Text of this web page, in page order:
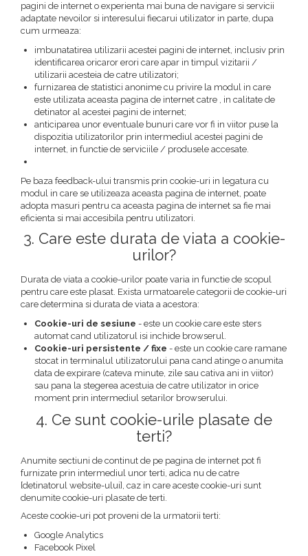
pagini de internet o experienta mai buna de navigare si servicii
adaptate nevoilor si interesului fiecarui utilizator in parte, dupa
cum urmeaza:
imbunatatirea utilizarii acestei pagini de internet, inclusiv prin
identificarea oricaror erori care apar in timpul vizitarii /
utilizarii acesteia de catre utilizatori;
furnizarea de statistici anonime cu privire la modul in care
este utilizata aceasta pagina de internet catre , in calitate de
detinator al acestei pagini de internet;
anticiparea unor eventuale bunuri care vor fi in viitor puse la
dispozitia utilizatorilor prin intermediul acestei pagini de
internet, in functie de serviciile / produsele accesate.
Pe baza feedback-ului transmis prin cookie-uri in legatura cu
modul in care se utilizeaza aceasta pagina de internet, poate
adopta masuri pentru ca aceasta pagina de internet sa fie mai
eficienta si mai accesibila pentru utilizatori.
3. Care este durata de viata a cookie-
urilor?
Durata de viata a cookie-urilor poate varia in functie de scopul
pentru care este plasat. Exista urmatoarele categorii de cookie-uri
care determina si durata de viata a acestora:
Cookie-uri de sesiune - este un cookie care este sters
automat cand utilizatorul isi inchide browserul.
Cookie-uri persistente / fixe - este un cookie care ramane
stocat in terminalul utilizatorului pana cand atinge o anumita
data de expirare (cateva minute, zile sau cativa ani in viitor)
sau pana la stegerea acestuia de catre utilizator in orice
moment prin intermediul setarilor browserului.
4. Ce sunt cookie-urile plasate de
terti?
Anumite sectiuni de continut de pe pagina de internet pot fi
furnizate prin intermediul unor terti, adica nu de catre
[detinatorul website-ului], caz in care aceste cookie-uri sunt
denumite cookie-uri plasate de terti.
Aceste cookie-uri pot proveni de la urmatorii terti:
Google Analytics
Facebook Pixel